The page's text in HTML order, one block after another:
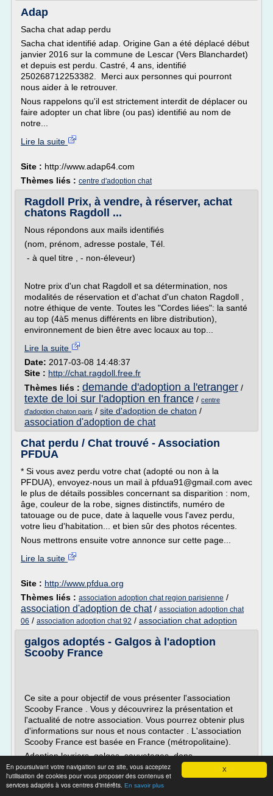
X
En poursuivant votre navigation sur ce site, vous acceptez
l'utilisation de cookies pour vous proposer des contenus et
services adaptés à vos centres d'intérêts. En savoir plus
Adap
Sacha chat adap perdu
Sacha chat identifié adap. Origine Gan a été déplacé début
janvier 2016 sur la commune de Lescar (Vers Blanchardet)
et depuis est perdu. Castré, 4 ans, identifié
250268712253382. Merci aux personnes qui pourront
nous aider à le retrouver.
Nous rappelons qu'il est strictement interdit de déplacer ou
faire adopter un chat libre (ou pas) identifié au nom de
notre...
Lire la suite
Site : http://www.adap64.com
Thèmes liés : centre d'adoption chat
Ragdoll Prix, à vendre, à réserver, achat
chatons Ragdoll ...
Nous répondons aux mails identifiés
(nom, prénom, adresse postale, Tél.
- à quel titre , - non-éleveur)
Notre prix d'un chat Ragdoll et sa détermination, nos
modalités de réservation et d'achat d'un chaton Ragdoll ,
notre éthique de vente. Toutes les "Cordes liées": la santé
au top (4à5 menus différents en libre distribution),
environnement de bien être avec locaux au top...
Lire la suite
Date: 2017-03-08 14:48:37
Site : http://chat.ragdoll.free.fr
Thèmes liés : demande d'adoption a l'etranger /
texte de loi sur l'adoption en france / centre
d'adoption chaton paris / site d'adoption de chaton /
association d'adoption de chat
Chat perdu / Chat trouvé - Association
PFDUA
* Si vous avez perdu votre chat (adopté ou non à la
PFDUA), envoyez-nous un mail à pfdua91@gmail.com avec
le plus de détails possibles concernant sa disparition : nom,
âge, couleur de la robe, signes distinctifs, numéro de
tatouage ou de puce, date à laquelle vous l'avez perdu,
votre lieu d'habitation... et bien sûr des photos récentes.
Nous mettrons ensuite votre annonce sur cette page...
Lire la suite
Site : http://www.pfdua.org
Thèmes liés : association adoption chat region parisienne /
association d'adoption de chat/ association adoption chat
06 / association adoption chat 92 / association chat adoption
galgos adoptés - Galgos à l'adoption
Scooby France
Ce site a pour objectif de vous présenter l'association
Scooby France . Vous y découvrirez la présentation et
l'actualité de notre association. Vous pourrez obtenir plus
d'informations sur nous et nous contacter . L'association
Scooby France est basée en France (métropolitaine).
Adoption levriers ,galgos ,sauvetages ,dons
Vous pouvez parcourir le site Scooby France à l'aide
des...